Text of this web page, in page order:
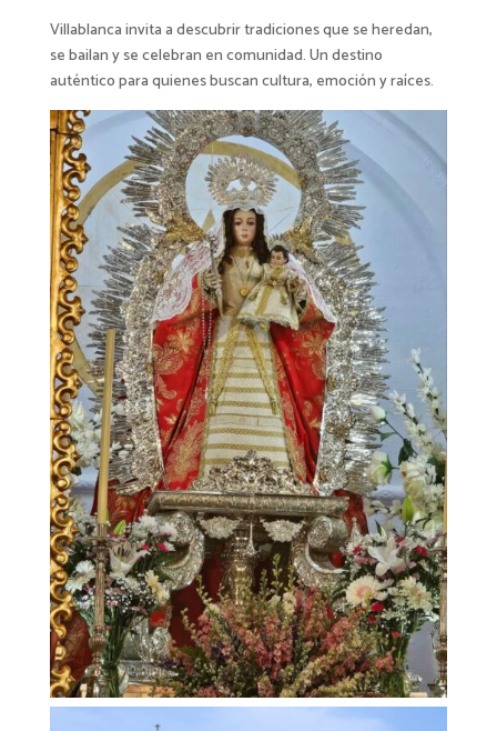
Villablanca invita a descubrir tradiciones que se heredan,
se bailan y se celebran en comunidad. Un destino
auténtico para quienes buscan cultura, emoción y raíces.